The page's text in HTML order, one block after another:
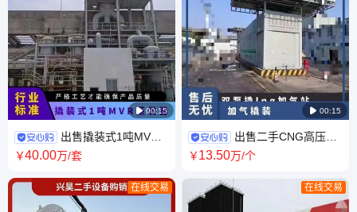
 00:15
出售撬装式1吨MVR
蒸发器 2019年不锈钢2205材质
￥40.00万/套
在线交易
 00:15
出售二手CNG高压柱
塞泵 cng加气机 橇装式LNG加
￥13.50万/个
在线交易